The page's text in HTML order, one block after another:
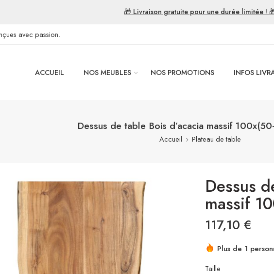
🎁 Livraison gratuite pour une durée limitée !
avec passion.
ACCUEIL NOS MEUBLES NOS PROMOTIONS INFOS
Dessus de table Bois d’acacia massif
Accueil Plateau de table
Dessus
massif
117,10 €
Plus de 1
Taille